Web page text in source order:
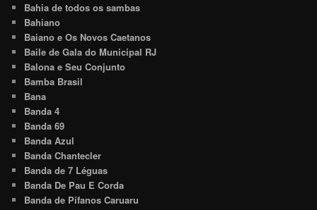
Bahia de todos os sambas
Bahiano
Baiano e Os Novos Caetanos
Baile de Gala do Municipal RJ
Balona e Seu Conjunto
Bamba Brasil
Bana
Banda 4
Banda 69
Banda Azul
Banda Chantecler
Banda de 7 Léguas
Banda De Pau E Corda
Banda de Pífanos Caruaru